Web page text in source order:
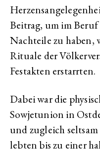
Beitrag, um im
Nachteile zu haben,
Rituale der
Festakten erstarrten.
Dabei war die
Sowjetunion in
und zugleich
lebten bis zu einer